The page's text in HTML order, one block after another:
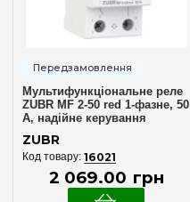
Мультифункціональне реле
ZUBR MF 2-50 red 1-фазне, 50
А, надійне керування
ZUBR
16021
2 069.00 грн